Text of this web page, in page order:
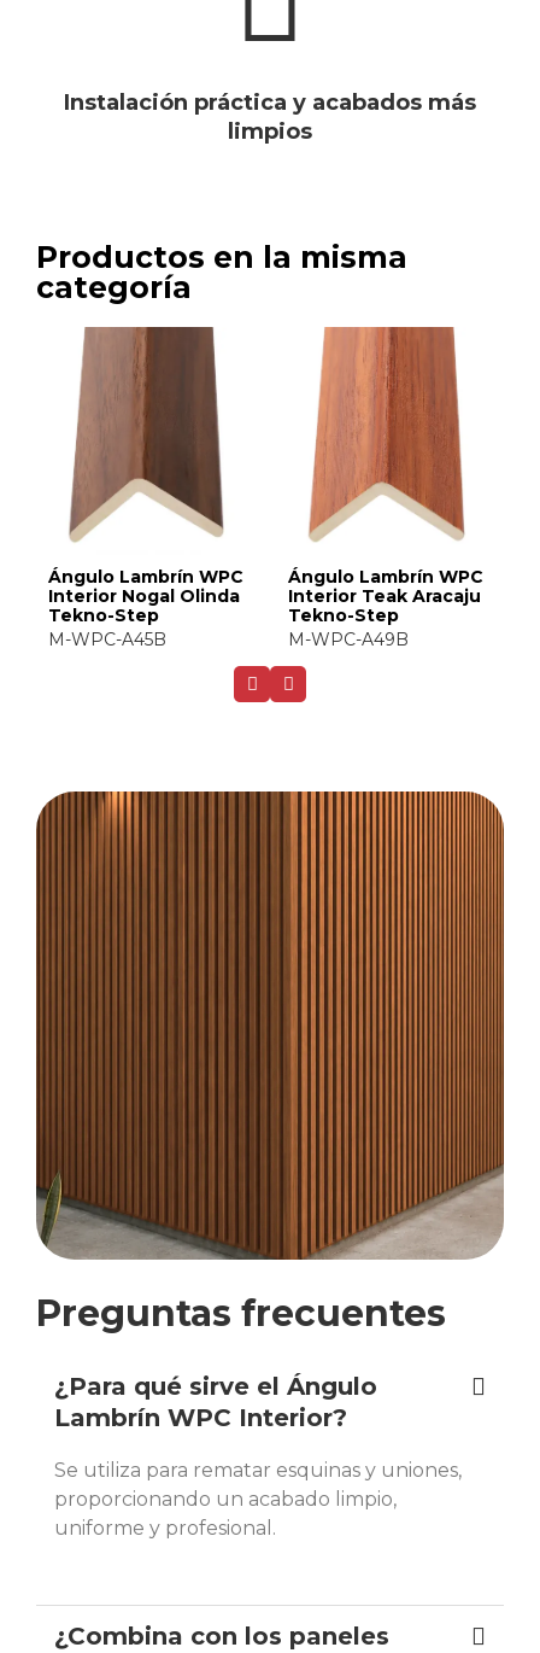
Instalación práctica y acabados más
limpios
Productos en la misma
categoría
Ángulo Lambrín WPC
Interior Nogal Olinda
Tekno-Step
M-WPC-A45B
Ángulo Lambrín WPC
Interior Teak Aracaju
Tekno-Step
M-WPC-A49B
Preguntas frecuentes
¿Para qué sirve el Ángulo
Lambrín WPC Interior?
Se utiliza para rematar esquinas y uniones,
proporcionando un acabado limpio,
uniforme y profesional.
¿Combina con los paneles